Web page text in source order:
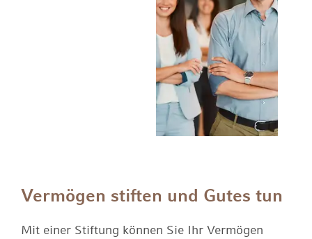
Vermögen stiften und Gutes tun
Mit einer Stiftung können Sie Ihr Vermögen